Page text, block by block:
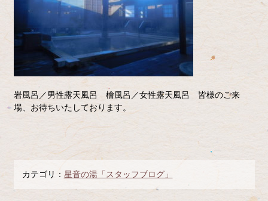
岩風呂／男性露天風呂 檜風呂／女性露天風呂 皆様のご来
場、お待ちいたしております。
カテゴリ： 星音の湯「スタッフブログ」